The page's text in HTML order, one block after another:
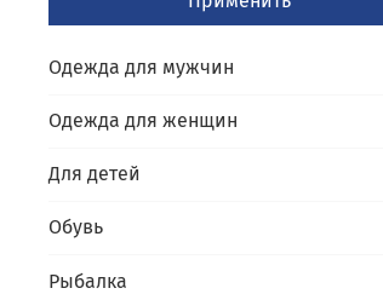
Одежда для мужчин
Одежда для женщин
Для детей
Обувь
Рыбалка